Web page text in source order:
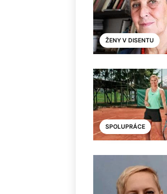
ŽENY V DISENTU
SPOLUPRÁCE